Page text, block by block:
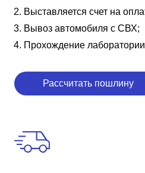
Выставляется счет на
Вывоз автомобиля с СВХ;
Прохождение
Рассчитать пошлину